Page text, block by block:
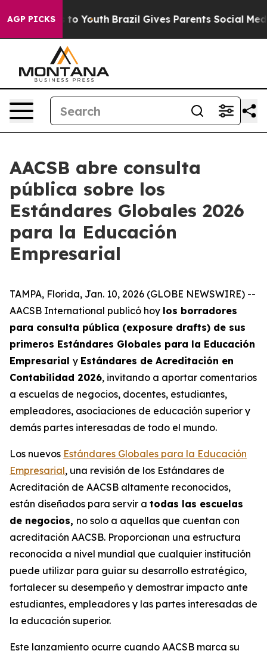
AGP PICKS
Harms to Youth Brazil Gives Parents Social Media
AACSB abre consulta
pública sobre los
Estándares Globales 2026
para la Educación
Empresarial
TAMPA, Florida, Jan. 10, 2026 (GLOBE NEWSWIRE) --
AACSB International publicó hoy los borradores
para consulta pública (exposure drafts) de sus
primeros Estándares Globales para la Educación
Empresarial y Estándares de Acreditación en
Contabilidad 2026, invitando a aportar comentarios
a escuelas de negocios, docentes, estudiantes,
empleadores, asociaciones de educación superior y
demás partes interesadas de todo el mundo.
Los nuevos Estándares Globales para la Educación
Empresarial, una revisión de los Estándares de
Acreditación de AACSB altamente reconocidos,
están diseñados para servir a todas las escuelas
de negocios, no solo a aquellas que cuentan con
acreditación AACSB. Proporcionan una estructura
reconocida a nivel mundial que cualquier institución
puede utilizar para guiar su desarrollo estratégico,
fortalecer su desempeño y demostrar impacto ante
estudiantes, empleadores y las partes interesadas de
la educación superior.
Este lanzamiento ocurre cuando AACSB marca su